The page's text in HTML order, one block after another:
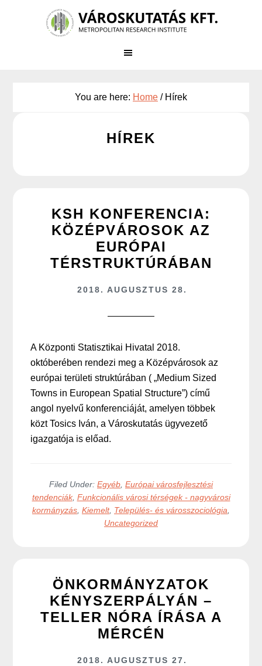
You are here: Home /Hírek
HÍREK
KSH KONFERENCIA:
KÖZÉPVÁROSOK AZ
EURÓPAI
TÉRSTRUKTÚRÁBAN
2018. AUGUSZTUS 28.
A Központi Statisztikai Hivatal 2018.
októberében rendezi meg a Középvárosok az
európai területi struktúrában ( „Medium Sized
Towns in European Spatial Structure”) című
angol nyelvű konferenciáját, amelyen többek
közt Tosics Iván, a Városkutatás ügyvezető
igazgatója is előad.
Filed Under: Egyéb Európai városfejlesztési
tendenciák, Funkcionális városi térségek - nagyvárosi
kormányzás Kiemelt, Település- és városszociológia
Uncategorized
ÖNKORMÁNYZATOK
KÉNYSZERPÁLYÁN –
TELLER NÓRA ÍRÁSA A
MÉRCÉN
2018. AUGUSZTUS 27.